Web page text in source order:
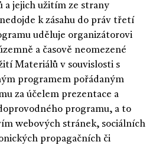
jejich užitím ze strany
k zásahu do práv třetí
uděluje organizátorovi
a časově neomezené
Materiálů v souvislosti s
programem pořádaným
za účelem prezentace a
programu, a to
webových stránek, sociálních
propagačních či